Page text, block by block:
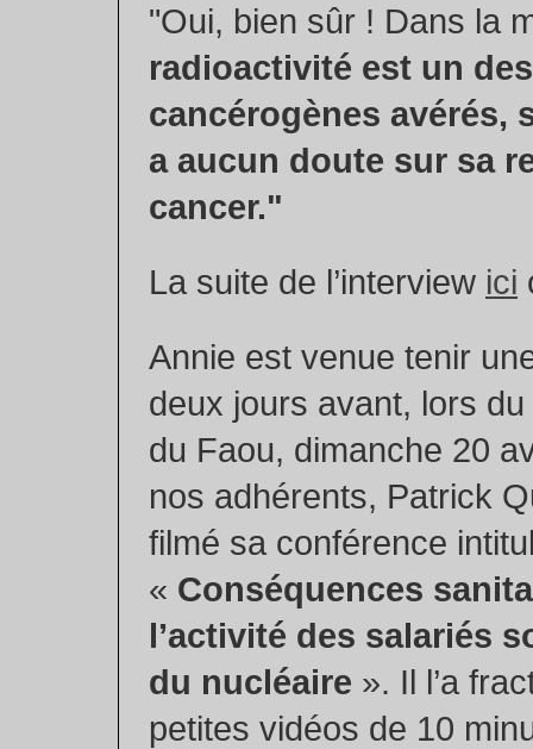
"Oui, bien sûr ! Dans la
radioactivité est un des
cancérogènes avérés,
a aucun doute sur sa
cancer."
La suite de l’interview ici
Annie est venue tenir
deux jours avant, lors
du Faou, dimanche 20
nos adhérents, Patrick
filmé sa conférence
« Conséquences
l’activité des salariés
du nucléaire ». Il l’a
petites vidéos de 10